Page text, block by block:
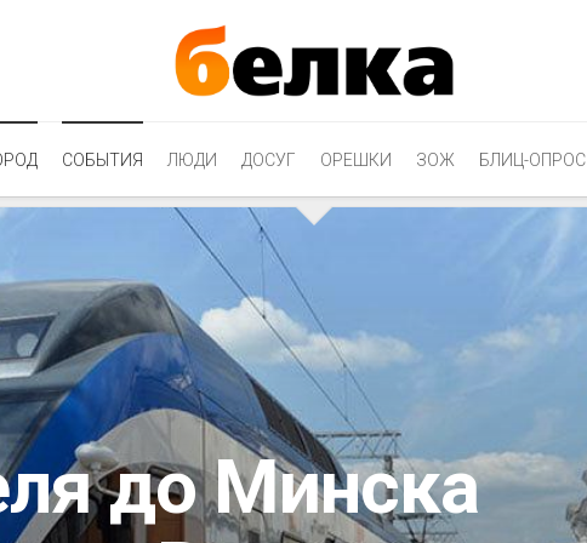
СОБЫТИЯ ЛЮДИ ДОСУГ ОРЕШКИ ЗОЖ БЛИЦ-ОПРОС
до Минска